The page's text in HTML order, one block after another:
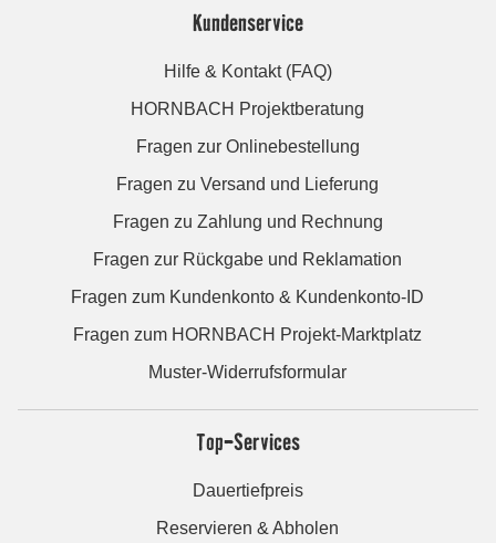
Kundenservice
Hilfe & Kontakt (FAQ)
HORNBACH Projektberatung
Fragen zur Onlinebestellung
Fragen zu Versand und Lieferung
Fragen zu Zahlung und Rechnung
Fragen zur Rückgabe und Reklamation
Fragen zum Kundenkonto & Kundenkonto-ID
Fragen zum HORNBACH Projekt-Marktplatz
Muster-Widerrufsformular
Top-Services
Dauertiefpreis
Reservieren & Abholen